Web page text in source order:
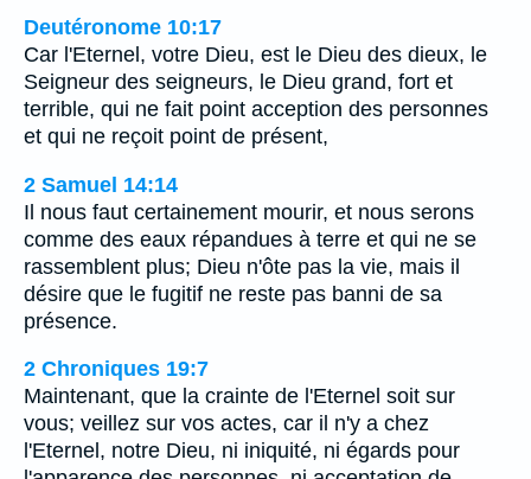
Deutéronome 10:17
Car l'Eternel, votre Dieu, est le Dieu des dieux, le
Seigneur des seigneurs, le Dieu grand, fort et
terrible, qui ne fait point acception des personnes
et qui ne reçoit point de présent,
2 Samuel 14:14
Il nous faut certainement mourir, et nous serons
comme des eaux répandues à terre et qui ne se
rassemblent plus; Dieu n'ôte pas la vie, mais il
désire que le fugitif ne reste pas banni de sa
présence.
2 Chroniques 19:7
Maintenant, que la crainte de l'Eternel soit sur
vous; veillez sur vos actes, car il n'y a chez
l'Eternel, notre Dieu, ni iniquité, ni égards pour